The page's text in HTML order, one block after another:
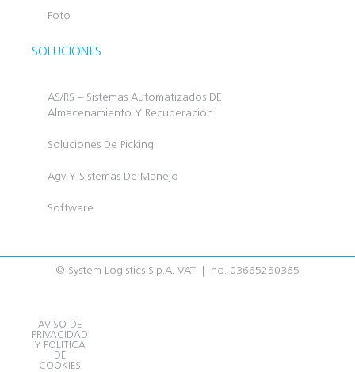
Foto
SOLUCIONES
AS/RS – Sistemas Automatizados DE
Almacenamiento Y Recuperación
Soluciones De Picking
Agv Y Sistemas De Manejo
Software
© System Logistics S.p.A. VAT | no. 03665250365
AVISO DE
PRIVACIDAD
Y POLÍTICA
DE
COOKIES